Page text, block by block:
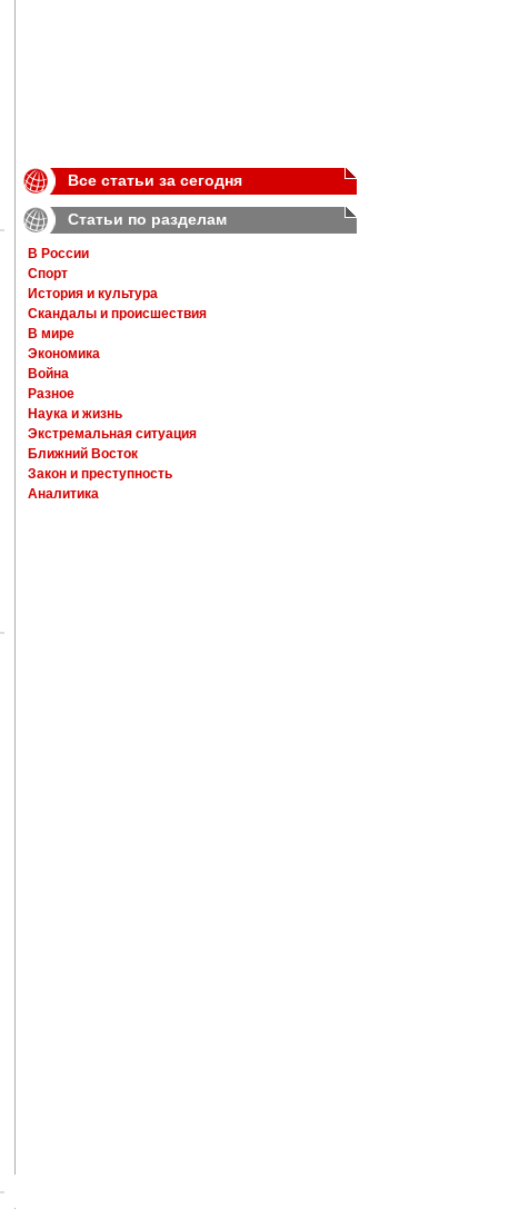
Все статьи за сегодня
Статьи по разделам
В России
Спорт
История и культура
Скандалы и происшествия
В мире
Экономика
Война
Разное
Наука и жизнь
Экстремальная ситуация
Ближний Восток
Закон и преступность
Аналитика